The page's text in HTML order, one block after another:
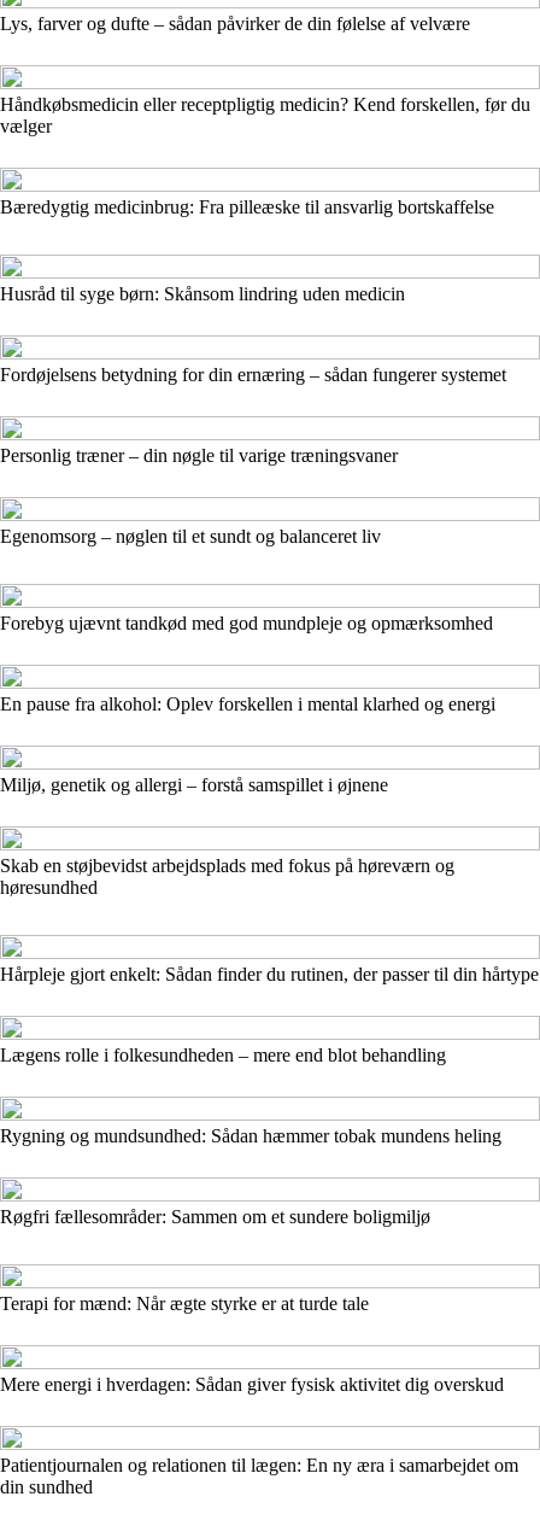
Lys, farver og dufte – sådan påvirker de din følelse af velvære
Håndkøbsmedicin eller receptpligtig medicin? Kend forskellen, før du
vælger
Bæredygtig medicinbrug: Fra pilleæske til ansvarlig bortskaffelse
Husråd til syge børn: Skånsom lindring uden medicin
Fordøjelsens betydning for din ernæring – sådan fungerer systemet
Personlig træner – din nøgle til varige træningsvaner
Egenomsorg – nøglen til et sundt og balanceret liv
Forebyg ujævnt tandkød med god mundpleje og opmærksomhed
En pause fra alkohol: Oplev forskellen i mental klarhed og energi
Miljø, genetik og allergi – forstå samspillet i øjnene
Skab en støjbevidst arbejdsplads med fokus på høreværn og
høresundhed
Hårpleje gjort enkelt: Sådan finder du rutinen, der passer til din hårtype
Lægens rolle i folkesundheden – mere end blot behandling
Rygning og mundsundhed: Sådan hæmmer tobak mundens heling
Røgfri fællesområder: Sammen om et sundere boligmiljø
Terapi for mænd: Når ægte styrke er at turde tale
Mere energi i hverdagen: Sådan giver fysisk aktivitet dig overskud
Patientjournalen og relationen til lægen: En ny æra i samarbejdet om
din sundhed